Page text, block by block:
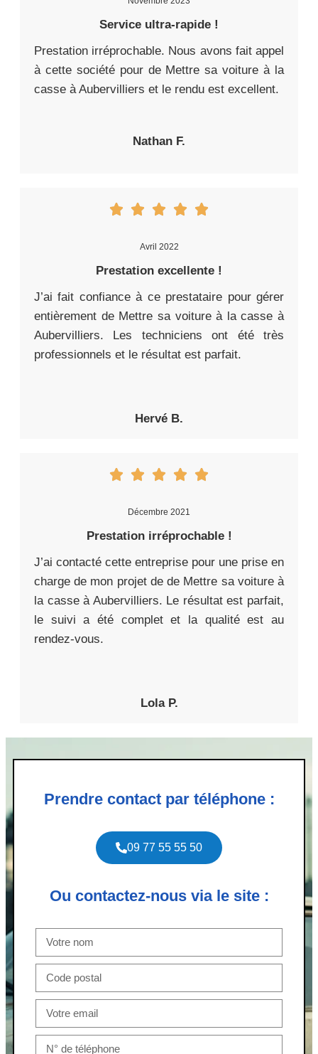
Service ultra-rapide !
Prestation irréprochable. Nous avons fait appel
à cette société pour de Mettre sa voiture à la
casse à Aubervilliers et le rendu est excellent.
Nathan F.
Avril 2022
Prestation excellente !
J’ai fait confiance à ce prestataire pour gérer
entièrement de Mettre sa voiture à la casse à
Aubervilliers. Les techniciens ont été très
professionnels et le résultat est parfait.
Hervé B.
Décembre 2021
Prestation irréprochable !
J’ai contacté cette entreprise pour une prise en
charge de mon projet de de Mettre sa voiture à
la casse à Aubervilliers. Le résultat est parfait,
le suivi a été complet et la qualité est au
rendez-vous.
Lola P.
Prendre contact par téléphone :
09 77 55 55 50
Ou contactez-nous via le site :